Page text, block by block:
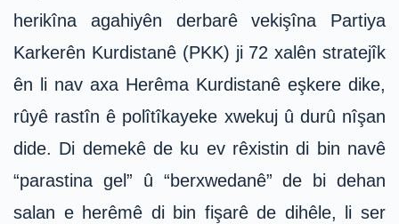
herikîna agahiyên derbarê vekişîna Partiya
Karkerên Kurdistanê (PKK) ji 72 xalên stratejîk
ên li nav axa Herêma Kurdistanê eşkere dike,
rûyê rastîn ê polîtîkayeke xwekuj û durû nîşan
dide. Di demekê de ku ev rêxistin di bin navê
“parastina gel” û “berxwedanê” de bi dehan
salan e herêmê di bin fişarê de dihêle, li ser